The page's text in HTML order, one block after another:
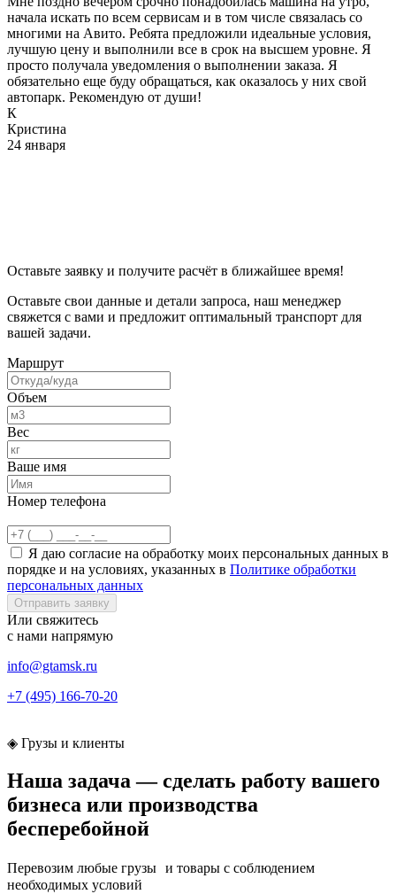
начала искать по всем сервисам и в том числе связалась со
многими на Авито. Ребята предложили идеальные условия,
лучшую цену и выполнили все в срок на высшем уровне. Я
просто получала уведомления о выполнении заказа. Я
обязательно еще буду обращаться, как оказалось у них свой
автопарк. Рекомендую от души!
К
Кристина
24 января
Оставьте заявку и получите расчёт в ближайшее время!
Оставьте свои данные и детали запроса, наш менеджер
свяжется с вами и предложит оптимальный транспорт для
вашей задачи.
Маршрут
Объем
Вес
Ваше имя
Номер телефона
Я даю согласие на обработку моих персональных данных в
порядке и на условиях, указанных в Политике обработки
персональных данных
Отправить заявку
Или свяжитесь
с нами напрямую
info@gtamsk.ru
+7 (495) 166-70-20
◈ Грузы и клиенты
Наша задача — сделать работу вашего
бизнеса или производства
бесперебойной
Перевозим любые грузы и товары с соблюдением
необходимых условий